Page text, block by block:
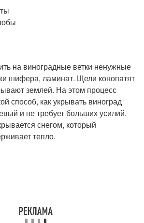
на виноградные ветки ненужные
шифера, ламинат. Щели конопатят
землей. На этом процесс
способ, как укрывать виноград
и не требует больших усилий.
снегом, который
тепло.